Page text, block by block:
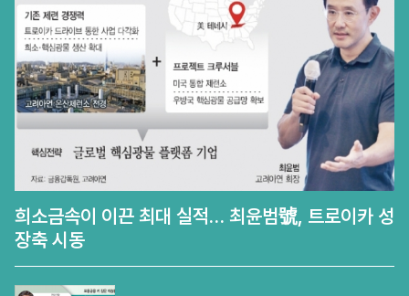
희소금속이 이끈 최대 실적… 최윤범號, 트로이카 성
장축 시동